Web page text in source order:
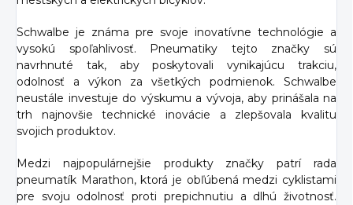
Schwalbe je známa pre svoje inovatívne technológie a
vysokú spoľahlivosť. Pneumatiky tejto značky sú
navrhnuté tak, aby poskytovali vynikajúcu trakciu,
odolnosť a výkon za všetkých podmienok. Schwalbe
neustále investuje do výskumu a vývoja, aby prinášala na
trh najnovšie technické inovácie a zlepšovala kvalitu
svojich produktov.
Medzi najpopulárnejšie produkty značky patrí rada
pneumatík Marathon, ktorá je obľúbená medzi cyklistami
pre svoju odolnosť proti prepichnutiu a dlhú životnosť.